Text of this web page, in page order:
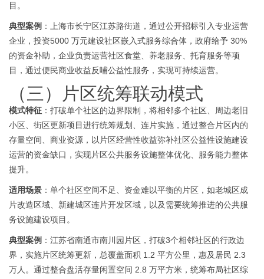
1 2 3 4 5 6 7 8
目。
典型案例 ：上海市长宁区江苏路街道，通过公开招标引入专业运营
企业，投资5000 万元建设社区嵌入式服务综合体，政府给予 30%
的资金补助，企业负责运营社区食堂、养老服务、托育服务等项
目，通过便民商业收益反哺公益性服务，实现可持续运营。
（三）片区统筹联动模式
模式特征 ：打破单个社区的边界限制，将相邻多个社区、周边老旧
小区、街区更新项目进行统筹规划、连片实施，通过整合片区内的
存量空间、商业资源，以片区经营性收益弥补社区公益性设施建设
运营的资金缺口，实现片区公共服务设施整体优化、服务能力整体
提升。
适用场景 ：单个社区空间不足、资金难以平衡的片区，如老城区成
片改造区域、新建城区连片开发区域，以及需要统筹推进的公共服
务设施建设项目。
典型案例 ：江苏省南通市南川园片区 ，打破3个相邻社区的行政边
界，实施片区统筹更新，总覆盖面积 1.2 平方公里，惠及居民 2.3
万人。通过整合盘活存量闲置空间 2.8 万平方米，统筹布局社区综